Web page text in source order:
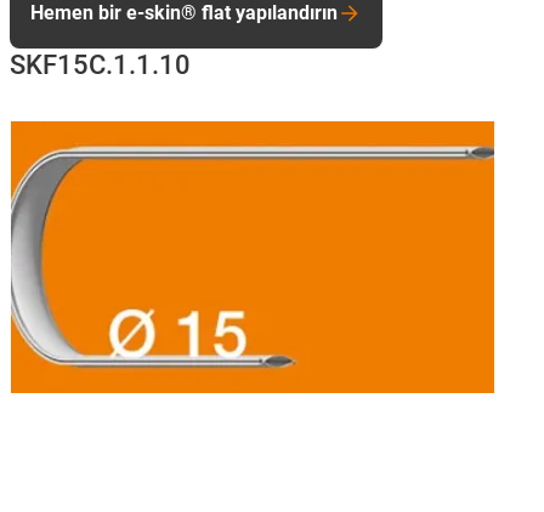
SKF15C.1.1.10
Hemen bir e-skin® flat yapılandırın